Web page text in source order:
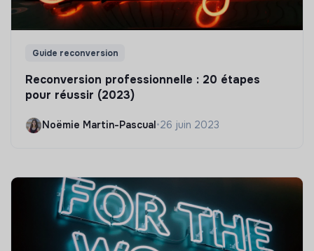
Guide reconversion
Reconversion professionnelle : 20 étapes
pour réussir (2023)
Noëmie Martin-Pascual •26 juin 2023